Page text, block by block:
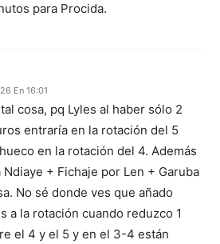
para Procida.
En 16:01
cosa, pq Lyles al haber sólo 2
entraría en la rotación del 5
en la rotación del 4. Además
Ndiaye + Fichaje por Len + Garuba
No sé donde ves que añado
a la rotación cuando reduzco 1
el 4 y el 5 y en el 3-4 están